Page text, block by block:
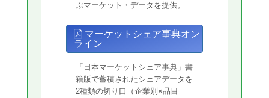
ぶマーケット・データを提供。
マーケットシェア事典オン
ライン
「日本マーケットシェア事典」書
籍版で蓄積されたシェアデータを
2種類の切り口（企業別×品目